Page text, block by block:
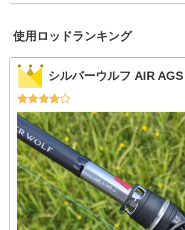
使用ロッドランキング
シルバーウルフ AIR